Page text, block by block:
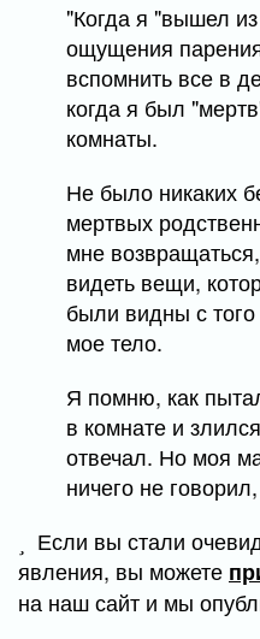
"Когда я "вышел
ощущения
вспомнить все в
когда я был
комнаты.
Не было никаких
мертвых
мне
видеть вещи,
были видны с
мое тело.
Я помню, как
в комнате и
отвечал. Но моя
ничего не
Если вы стали
явления, вы можете
на наш сайт и мы